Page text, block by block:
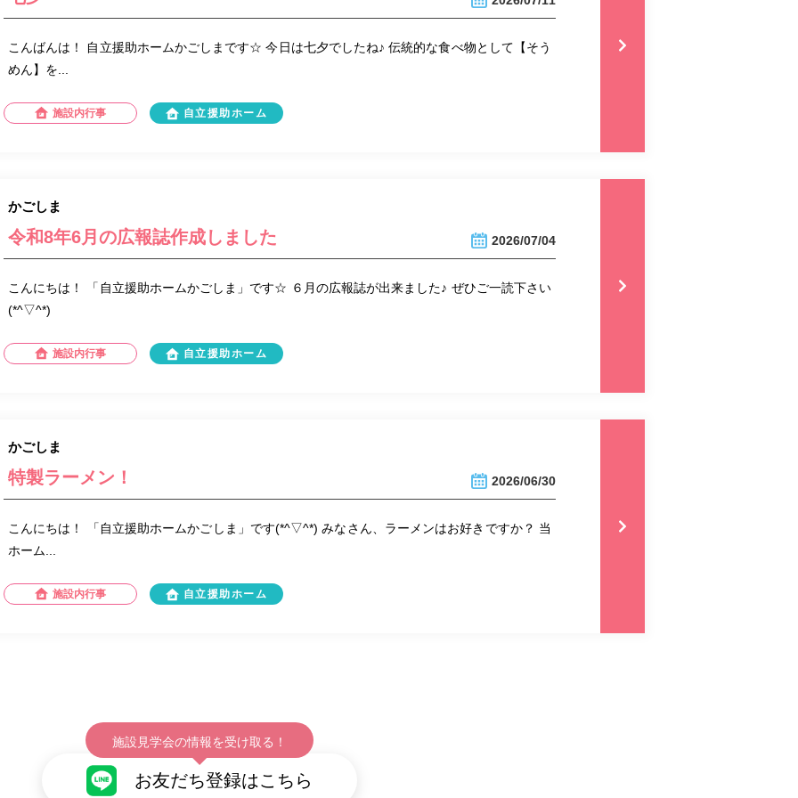
こんばんは！ 自立援助ホームかごしまです☆ 今日は七夕でしたね♪ 伝統的な食べ物として【そう
めん】を...
施設内行事 自立援助ホーム
2026/07/04
かごしま
令和8年6月の広報誌作成しました
こんにちは！ 「自立援助ホームかごしま」です☆ ６月の広報誌が出来ました♪ ぜひご一読下さい
(*^▽^*)
施設内行事 自立援助ホーム
2026/06/30
かごしま
特製ラーメン！
こんにちは！ 「自立援助ホームかごしま」です(*^▽^*) みなさん、ラーメンはお好きですか？ 当
ホーム...
施設内行事 自立援助ホーム
施設見学会の情報を受け取る！
お友だち登録はこちら